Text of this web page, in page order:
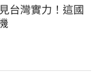
台灣實力！這國